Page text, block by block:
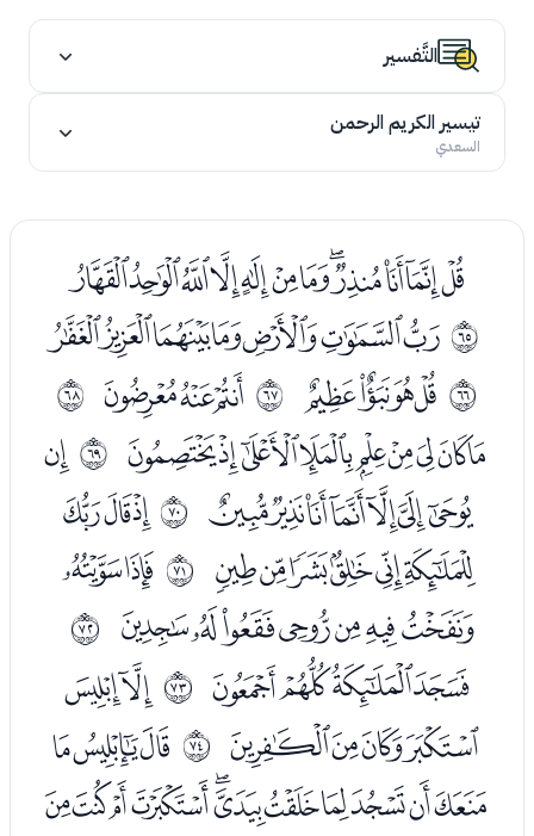
التَّفسير
تيسير الكريم الرحمن
السعدي
ﭪﭫﭬﭭﭮﭯﭰﭱﭲﭳﭴﭵ
ﱀﭷﭸﭹﭺﭻﭼﭽ
ﱁ ﭿﮀﮁﮂ ﱂ ﮄﮅﮆ ﱃ
ﮈﮉﮊﮋﮌﮍﮎﮏﮐ ﱄﮒ
ﮓﮔﮕﮖﮗﮘﮙ ﱅﮛﮜﮝ
ﮞﮟﮠﮡﮢﮣ ﱆ ﮥﮦ
ﮧﮨﮩﮪﮫﮬﮭ ﱇ
ﮯﮰﮱﯓ ﱈﯕﯖ
ﯗﯘﯙﯚ ﱉ ﯜﯝﯞ
ﯟﯠﯡﯢﯣﯤﯥﯦﯧﯨﯩ